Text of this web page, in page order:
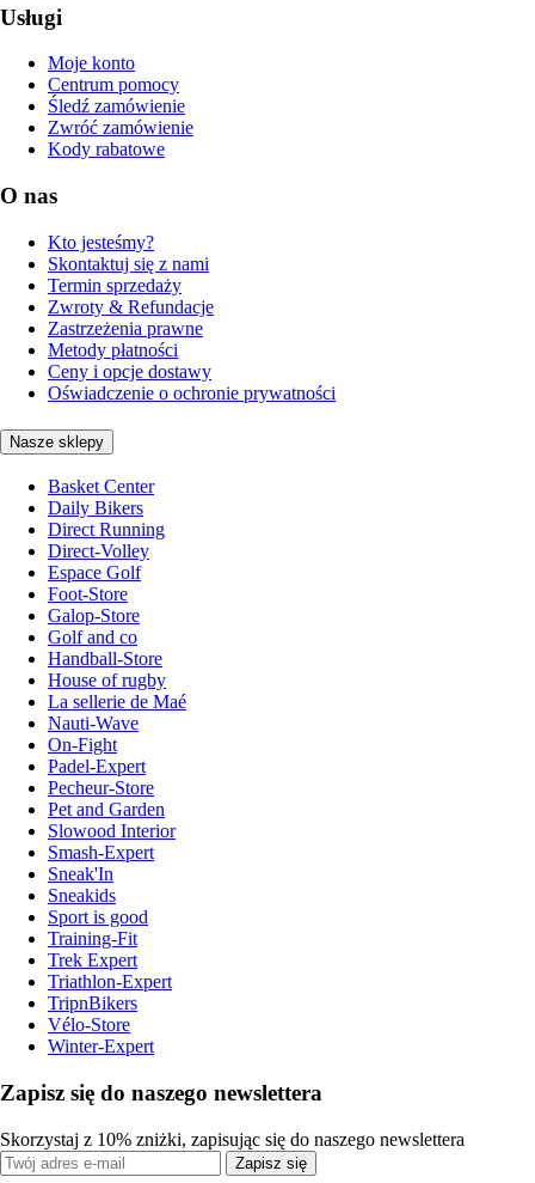
Usługi
Moje konto
Centrum pomocy
Śledź zamówienie
Zwróć zamówienie
Kody rabatowe
O nas
Kto jesteśmy?
Skontaktuj się z nami
Termin sprzedaży
Zwroty & Refundacje
Zastrzeżenia prawne
Metody płatności
Ceny i opcje dostawy
Oświadczenie o ochronie prywatności
Nasze sklepy
Basket Center
Daily Bikers
Direct Running
Direct-Volley
Espace Golf
Foot-Store
Galop-Store
Golf and co
Handball-Store
House of rugby
La sellerie de Maé
Nauti-Wave
On-Fight
Padel-Expert
Pecheur-Store
Pet and Garden
Slowood Interior
Smash-Expert
Sneak'In
Sneakids
Sport is good
Training-Fit
Trek Expert
Triathlon-Expert
TripnBikers
Vélo-Store
Winter-Expert
Zapisz się do naszego newslettera
Skorzystaj z 10% zniżki, zapisując się do naszego newslettera
Zapisz się